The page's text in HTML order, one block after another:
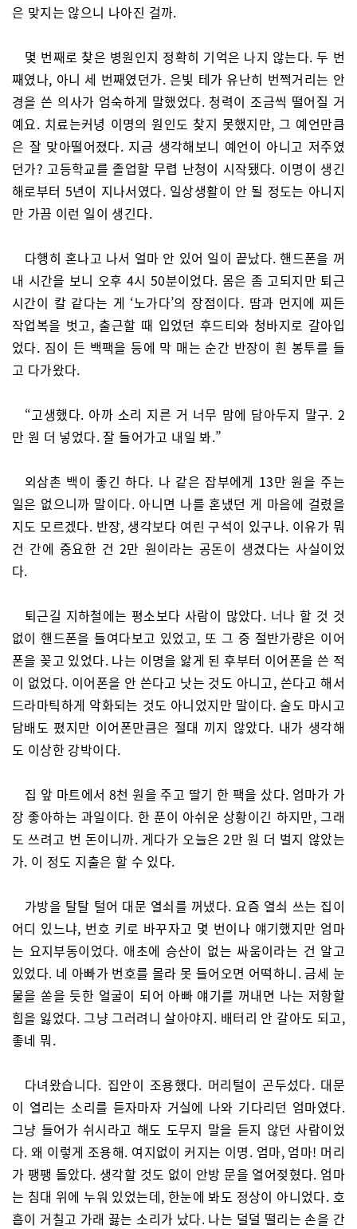
은 맞지는 않으니 나아진 걸까.
몇 번째로 찾은 병원인지 정확히 기억은 나지 않는다. 두 번
째였나, 아니 세 번째였던가. 은빛 테가 유난히 번쩍거리는 안
경을 쓴 의사가 엄숙하게 말했었다. 청력이 조금씩 떨어질 거
예요. 치료는커녕 이명의 원인도 찾지 못했지만, 그 예언만큼
은 잘 맞아떨어졌다. 지금 생각해보니 예언이 아니고 저주였
던가? 고등학교를 졸업할 무렵 난청이 시작됐다. 이명이 생긴
해로부터 5년이 지나서였다. 일상생활이 안 될 정도는 아니지
만 가끔 이런 일이 생긴다.
다행히 혼나고 나서 얼마 안 있어 일이 끝났다. 핸드폰을 꺼
내 시간을 보니 오후 4시 50분이었다. 몸은 좀 고되지만 퇴근
시간이 칼 같다는 게 ‘노가다’의 장점이다. 땀과 먼지에 찌든
작업복을 벗고, 출근할 때 입었던 후드티와 청바지로 갈아입
었다. 짐이 든 백팩을 등에 막 매는 순간 반장이 흰 봉투를 들
고 다가왔다.
“고생했다. 아까 소리 지른 거 너무 맘에 담아두지 말구. 2
만 원 더 넣었다. 잘 들어가고 내일 봐.”
외삼촌 백이 좋긴 하다. 나 같은 잡부에게 13만 원을 주는
일은 없으니까 말이다. 아니면 나를 혼냈던 게 마음에 걸렸을
지도 모르겠다. 반장, 생각보다 여린 구석이 있구나. 이유가 뭐
건 간에 중요한 건 2만 원이라는 공돈이 생겼다는 사실이었
다.
퇴근길 지하철에는 평소보다 사람이 많았다. 너나 할 것 것
없이 핸드폰을 들여다보고 있었고, 또 그 중 절반가량은 이어
폰을 꽂고 있었다. 나는 이명을 앓게 된 후부터 이어폰을 쓴 적
이 없었다. 이어폰을 안 쓴다고 낫는 것도 아니고, 쓴다고 해서
드라마틱하게 악화되는 것도 아니었지만 말이다. 술도 마시고
담배도 폈지만 이어폰만큼은 절대 끼지 않았다. 내가 생각해
도 이상한 강박이다.
집 앞 마트에서 8천 원을 주고 딸기 한 팩을 샀다. 엄마가 가
장 좋아하는 과일이다. 한 푼이 아쉬운 상황이긴 하지만, 그래
도 쓰려고 번 돈이니까. 게다가 오늘은 2만 원 더 벌지 않았는
가. 이 정도 지출은 할 수 있다.
가방을 탈탈 털어 대문 열쇠를 꺼냈다. 요즘 열쇠 쓰는 집이
어디 있느냐, 번호 키로 바꾸자고 몇 번이나 얘기했지만 엄마
는 요지부동이었다. 애초에 승산이 없는 싸움이라는 건 알고
있었다. 네 아빠가 번호를 몰라 못 들어오면 어떡하니. 금세 눈
물을 쏟을 듯한 얼굴이 되어 아빠 얘기를 꺼내면 나는 저항할
힘을 잃었다. 그냥 그러려니 살아야지. 배터리 안 갈아도 되고,
좋네 뭐.
다녀왔습니다. 집안이 조용했다. 머리털이 곤두섰다. 대문
이 열리는 소리를 듣자마자 거실에 나와 기다리던 엄마였다.
그냥 들어가 쉬시라고 해도 도무지 말을 듣지 않던 사람이었
다. 왜 이렇게 조용해. 여지없이 커지는 이명. 엄마, 엄마! 머리
가 팽팽 돌았다. 생각할 것도 없이 안방 문을 열어젖혔다. 엄마
는 침대 위에 누워 있었는데, 한눈에 봐도 정상이 아니었다. 호
흡이 거칠고 가래 끓는 소리가 났다. 나는 덜덜 떨리는 손을 간